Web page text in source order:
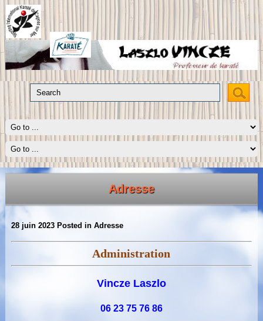
Adresse
28 juin 2023Posted in Adresse
Administration
Vincze Laszlo
06 23 75 76 86